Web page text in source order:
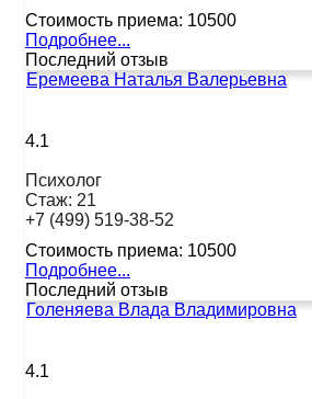
Стоимость приема: 10500
Подробнее...
Последний отзыв
Еремеева Наталья Валерьевна
4.1
Психолог
Стаж: 21
+7 (499) 519-38-52
Стоимость приема: 10500
Подробнее...
Последний отзыв
Голеняева Влада Владимировна
4.1